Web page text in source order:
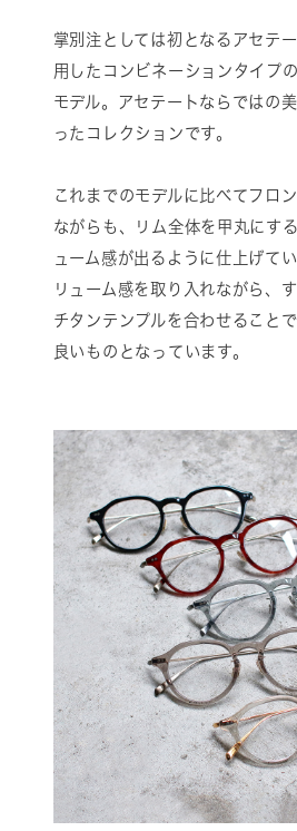
掌別注としては初となるアセテ
用したコンビネーションタイプ
モデル。アセテートならではの
ったコレクションです。
これまでのモデルに比べてフロ
ながらも、リム全体を甲丸にす
ューム感が出るように仕上げて
リューム感を取り入れながら、
チタンテンプルを合わせること
良いものとなっています。